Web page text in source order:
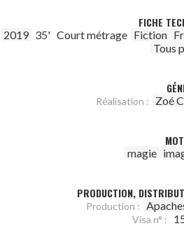
FICHE
2019 35' Court métrage Fiction
Tous
Réalisation : Zoé
magie
PRODUCTION,
Production :
Visa n° :